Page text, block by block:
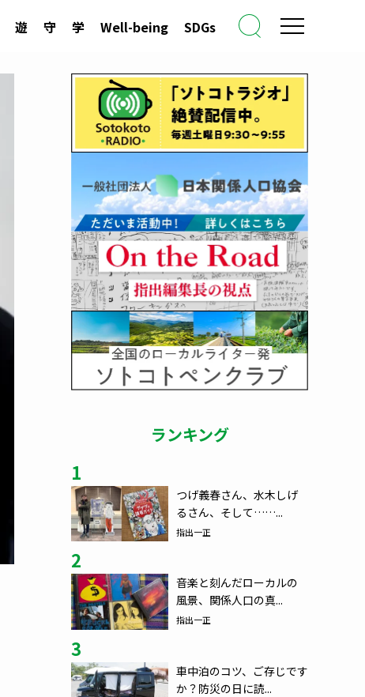
遊 守 学 Well-being SDGs
ランキング
1
つげ義春さん、水木しげ
るさん、そして……...
指出一正
2
音楽と刻んだローカルの
風景、関係人口の真...
指出一正
3
車中泊のコツ、ご存じです
か？防災の日に読...